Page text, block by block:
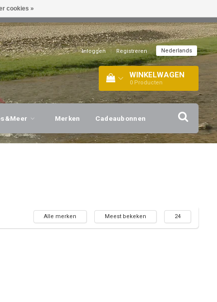
Inloggen | Registreren Nederlands
WINKELWAGEN
0 Producten
Merken Cadeaubonnen
Alle merken Meest bekeken 24
cookies »